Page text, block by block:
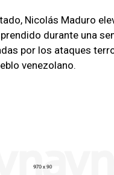
Nicolás Maduro
durante una
por los ataques
venezolano.